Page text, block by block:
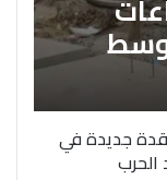
وسط
جديدة في